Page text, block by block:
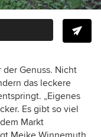
der Genuss. Nicht
das leckere
„Eigenes
Es gibt so viel
Markt